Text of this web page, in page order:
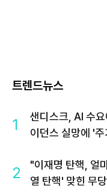
트렌드뉴스
1
샌디스크, AI 수
이던스 실망에 '
2
"이재명 탄핵, 얼
열 탄핵' 맞힌 무